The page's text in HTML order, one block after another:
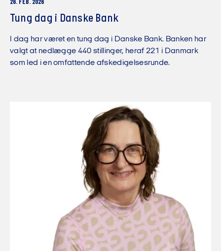
26. FEB. 2026
Tung dag i Danske Bank
I dag har været en tung dag i Danske Bank. Banken har
valgt at nedlægge 440 stillinger, heraf 221 i Danmark
som led i en omfattende afskedigelsesrunde.